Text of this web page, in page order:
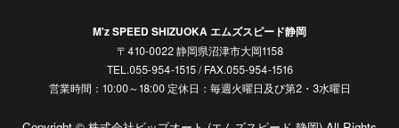
M'z SPEED SHIZUOKA エムズスピード静岡
〒410-0022 静岡県沼津市大岡1158
TEL.055-954-1515 / FAX.055-954-1516
営業時間：10:00～18:00 定休日：毎週火曜日及び第2・3水曜日